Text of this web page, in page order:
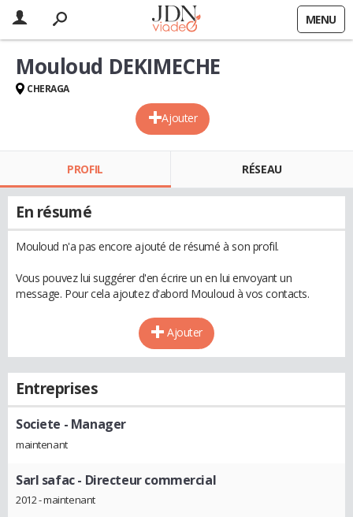
MENU
Ajouter
Mouloud DEKIMECHE
CHERAGA
PROFIL RÉSEAU
En résumé
Mouloud n'a pas encore ajouté de résumé à son profil.
Vous pouvez lui suggérer d'en écrire un en lui envoyant un
message. Pour cela ajoutez d'abord Mouloud à vos contacts.
Ajouter
Entreprises
Societe - Manager
maintenant
Sarl safac- Directeur commercial
2012 - maintenant